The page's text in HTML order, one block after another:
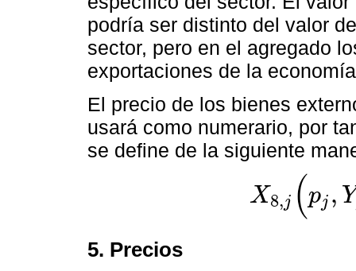
podría ser distinto del valor
sector, pero en el agregado
exportaciones de la
El precio de los bienes
usará como numerario, por
se define de la siguiente
X8,j (pj , Y
X8,j (p Y )= pjp8 ¯ (Yj
5. Precios